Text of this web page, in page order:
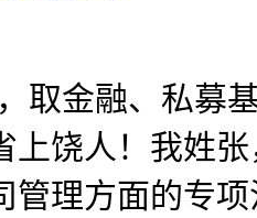
金融、私募基
饶人！我姓
理方面的专项